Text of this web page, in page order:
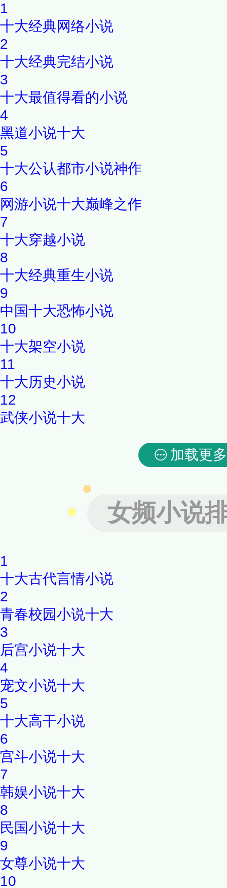
1
十大经典网络小说
2
十大经典完结小说
3
十大最值得看的小说
4
黑道小说十大
5
十大公认都市小说神作
6
网游小说十大巅峰之作
7
十大穿越小说
8
十大经典重生小说
9
中国十大恐怖小说
10
十大架空小说
11
十大历史小说
12
武侠小说十大
加载更多
女频小说
1
十大古代言情小说
2
青春校园小说十大
3
后宫小说十大
4
宠文小说十大
5
十大高干小说
6
宫斗小说十大
7
韩娱小说十大
8
民国小说十大
9
女尊小说十大
10